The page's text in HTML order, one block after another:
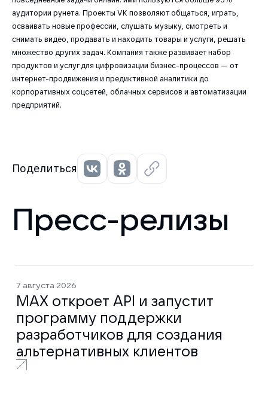
аудитории рунета. Проекты VK позволяют общаться, играть,
осваивать новые профессии, слушать музыку, смотреть и
снимать видео, продавать и находить товары и услуги, решать
множество других задач. Компания также развивает набор
продуктов и услуг для цифровизации бизнес-процессов — от
интернет-продвижения и предиктивной аналитики до
корпоративных соцсетей, облачных сервисов и автоматизации
предприятий.
Поделиться
Пресс-релизы
7 августа 2026
MAX откроет API и запустит
программу поддержки
разработчиков для создания
альтернативных клиентов